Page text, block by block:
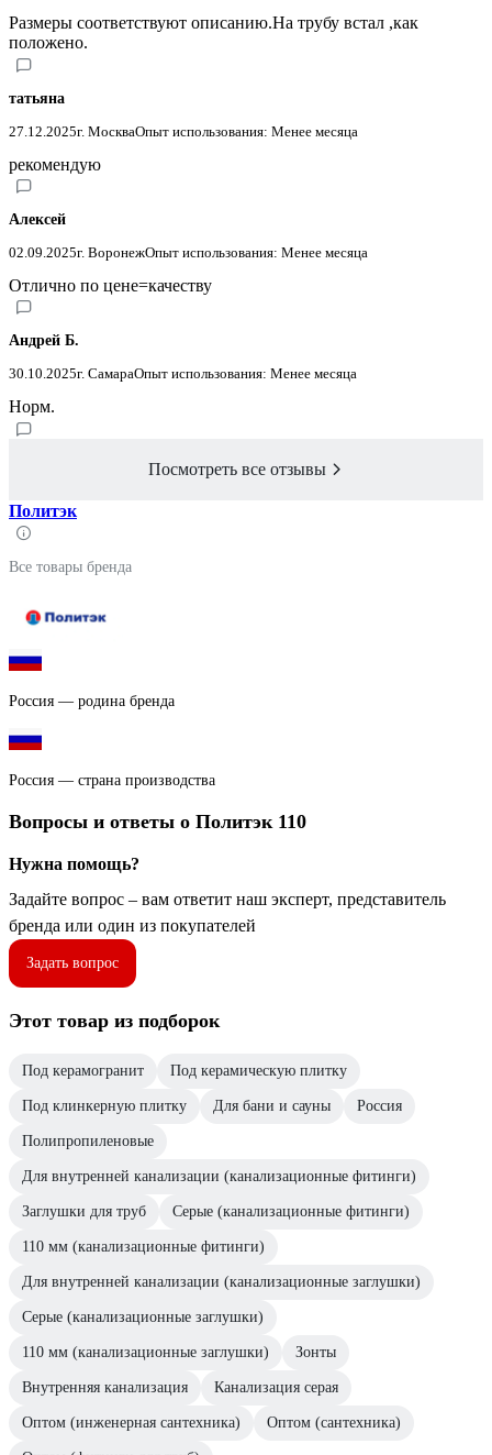
Размеры соответствуют описанию.На трубу встал ,как
положено.
татьяна
27.12.2025г. МоскваОпыт использования: Менее месяца
рекомендую
Алексей
02.09.2025г. ВоронежОпыт использования: Менее месяца
Отлично по цене=качеству
Андрей Б.
30.10.2025г. СамараОпыт использования: Менее месяца
Норм.
Посмотреть все отзывы
Политэк
Все товары бренда
Россия — родина бренда
Россия — страна производства
Вопросы и ответы о Политэк 110
Нужна помощь?
Задайте вопрос – вам ответит наш эксперт, представитель
бренда или один из покупателей
Задать вопрос
Этот товар из подборок
Под керамогранит Под керамическую плитку
Под клинкерную плитку Для бани и сауны Россия
Полипропиленовые
Для внутренней канализации (канализационные фитинги)
Заглушки для труб Серые (канализационные фитинги)
110 мм (канализационные фитинги)
Для внутренней канализации (канализационные заглушки)
Серые (канализационные заглушки)
110 мм (канализационные заглушки) Зонты
Внутренняя канализация Канализация серая
Оптом (инженерная сантехника) Оптом (сантехника)